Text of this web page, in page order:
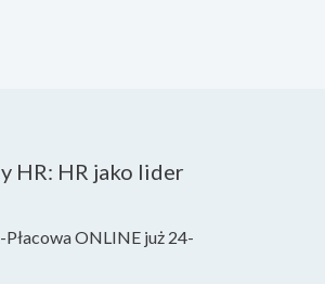
HR: HR jako lider
ONLINE już 24-